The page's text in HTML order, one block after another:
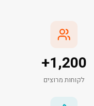
1,200
+
לקוחות מרוצים